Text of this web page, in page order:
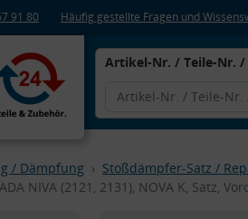
91 80 Häufig gestellte Fragen und
Artikel-Nr. / Teile-Nr. /
/ Dämpfung
Stoßdämpfer-Satz /
NIVA (2121, 2131), NOVA K, Satz,